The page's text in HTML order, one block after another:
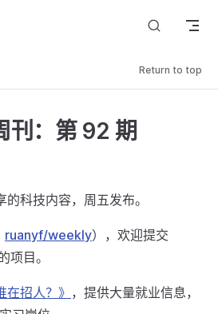
Return to top
刊：第 92 期
科技内容，周五发布。
ruanyf/weekly），欢迎提交
项目。
在招人？》 ，提供大量就业信息，